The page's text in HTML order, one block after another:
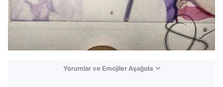
Yorumlar ve Emojiler Aşağıda